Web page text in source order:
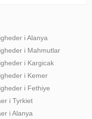
i Alanya
i Mahmutlar
i Kargicak
i Kemer
i Fethiye
i Tyrkiet
i Alanya